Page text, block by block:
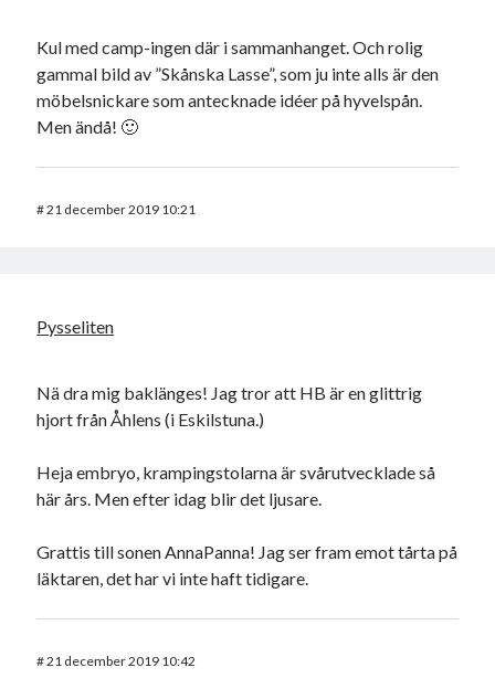
Kul med camp-ingen där i sammanhanget. Och rolig
gammal bild av ”Skånska Lasse”, som ju inte alls är den
möbelsnickare som antecknade idéer på hyvelspån.
Men ändå! 🙂
#21 december 2019 10:21
Pysseliten
Nä dra mig baklänges! Jag tror att HB är en glittrig
hjort från Åhlens (i Eskilstuna.)
Heja embryo, krampingstolarna är svårutvecklade så
här års. Men efter idag blir det ljusare.
Grattis till sonen AnnaPanna! Jag ser fram emot tårta på
läktaren, det har vi inte haft tidigare.
#21 december 2019 10:42